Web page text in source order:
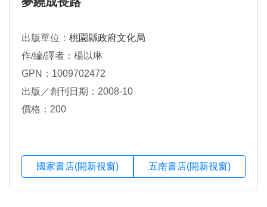
出版單位： 桃園縣政府文化局
作/編/譯者：楊以琳
GPN：1009702472
出版／創刊日期：2008-10
價格：200
國家書店(開新視窗) 五南書店(開新視窗)